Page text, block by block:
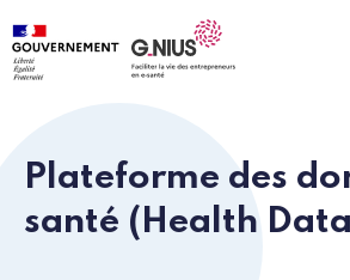
Panneau de gestion des cookies
Aller au contenu
Aller à la navigation
Plateforme des
santé (Health